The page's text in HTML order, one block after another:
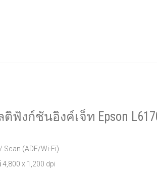
ฟังก์ชันอิงค์เจ็ท Epson
(ADF/Wi-Fi)
x 1,200 dpi